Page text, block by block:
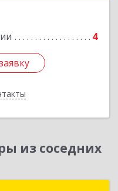
4
из соседних